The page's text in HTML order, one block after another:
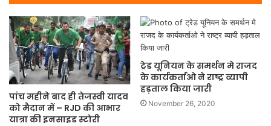
पांच महीने बाद ही तेजस्वी यादव
को मैदान में – RJD की आभार
यात्रा की इनसाइड स्टोरी
ट्रेड यूनियन के समर्थन मे राजद
के कार्यकर्ताओ ने राष्ट्र व्यापी
हड़ताल किया जारी
November 26, 2020